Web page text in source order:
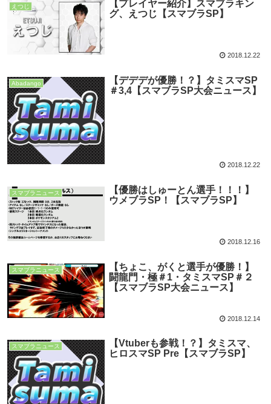
えつじ
【プレイヤー紹介】スマブラキン
グ、えつじ【スマブラSP】
2018.12.22
Abadango
【デデデが優勝！？】タミスマSP
＃3,4【スマブラSP大会ニュース】
2018.12.22
スマブラニュース
【優勝はしゅーとん選手！！！】
ウメブラSP！【スマブラSP】
2018.12.16
スマブラニュース
【ちょこ、がくと選手が優勝！】
闘龍門・極＃1・タミスマSP＃２
【スマブラSP大会ニュース】
2018.12.14
スマブラニュース
【Vtuberも参戦！？】タミスマ、
ヒロスマSP Pre【スマブラSP】